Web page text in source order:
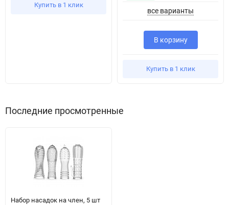
Купить в 1 клик
все варианты
В корзину
Купить в 1 клик
Последние просмотренные
Набор насадок на член, 5 шт